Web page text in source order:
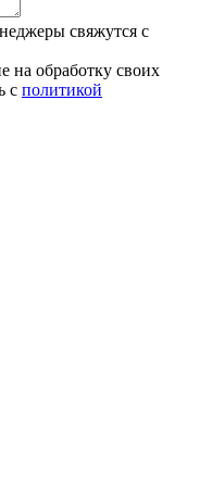
свяжутся с
на обработку своих
с политикой